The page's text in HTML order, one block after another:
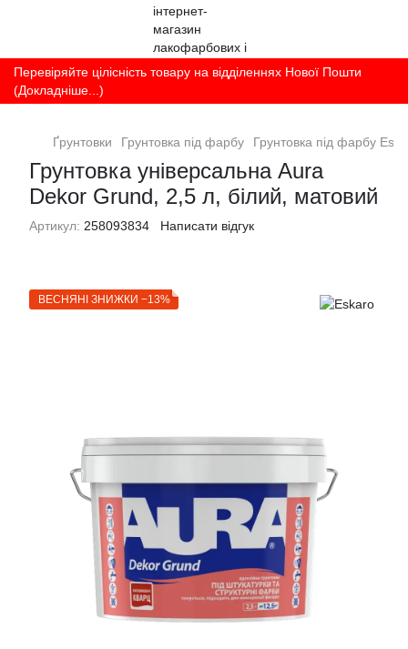
Перевіряйте цілісність товару на відділеннях Нової Пошти
(Докладніше...)
Ґрунтовки Грунтовка під фарбу Грунтовка під фарбу
Грунтовка універсальна Aura
Dekor Grund, 2,5 л, білий, матовий
Артикул: 258093834 Написати відгук
ВЕСНЯНІ ЗНИЖКИ −13%